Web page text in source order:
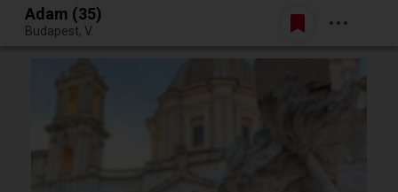
Egy jó randiból bármi lehet.
Belépés
Adam (35)
Budapest, V.